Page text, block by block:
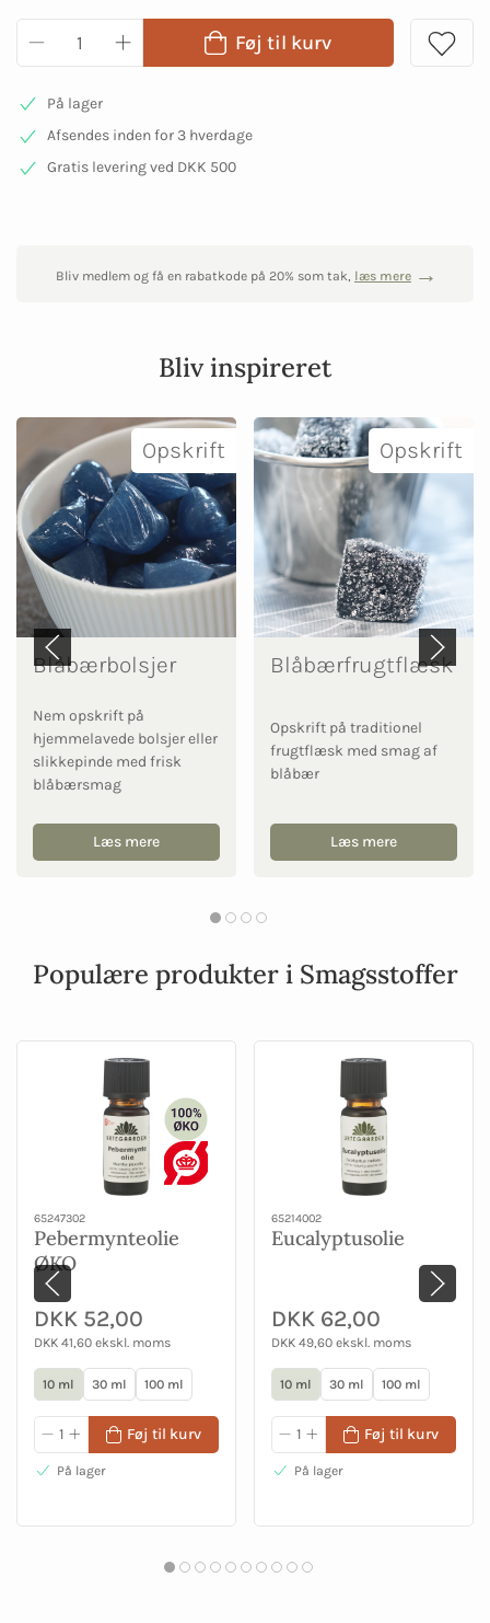
Føj til kurv
På lager
Afsendes inden for 3 hverdage
Gratis levering ved DKK 500
Bliv medlem og få en rabatkode på 20% som tak, læs mere
Bliv inspireret
Opskrift
Blåbærbolsjer
Nem opskrift på
hjemmelavede bolsjer eller
slikkepinde med frisk
blåbærsmag
Læs mere
Opskrift
Blåbærfrugtflæsk
Opskrift på traditionel
frugtflæsk med smag af
blåbær
Læs mere
Populære produkter i Smagsstoffer
65247302
Pebermynteolie
ØKO
DKK 52,00
DKK 41,60 ekskl. moms
10 ml 30 ml 100 ml
Føj til kurv
På lager
65214002
Eucalyptusolie
DKK 62,00
DKK 49,60 ekskl. moms
10 ml 30 ml 100 ml
Føj til kurv
På lager